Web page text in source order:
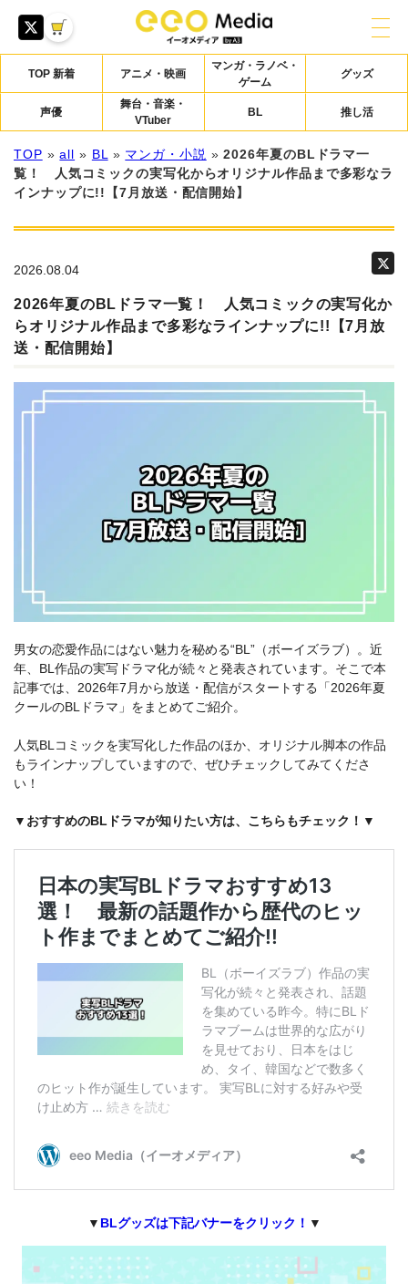
TOP 新着 アニメ・映画
マンガ・ラノベ・
ゲーム
グッズ
声優
舞台・音楽・
VTuber
BL 推し活
TOP »all » BL » マンガ・小説 »2026年夏のBLドラマ一
覧！ 人気コミックの実写化からオリジナル作品まで多彩なラ
インナップに!!【7月放送・配信開始】
2026.08.04
2026年夏のBLドラマ一覧！ 人気コミックの実写化か
らオリジナル作品まで多彩なラインナップに!!【7月放
送・配信開始】
男女の恋愛作品にはない魅力を秘める“BL”（ボーイズラブ）。近
年、BL作品の実写ドラマ化が続々と発表されています。そこで本
記事では、2026年7月から放送・配信がスタートする「2026年夏
クールのBLドラマ」をまとめてご紹介。
人気BLコミックを実写化した作品のほか、オリジナル脚本の作品
もラインナップしていますので、ぜひチェックしてみてくださ
い！
▼おすすめのBLドラマが知りたい方は、こちらもチェック！ ▼
▼ BLグッズは下記バナーをクリック！ ▼